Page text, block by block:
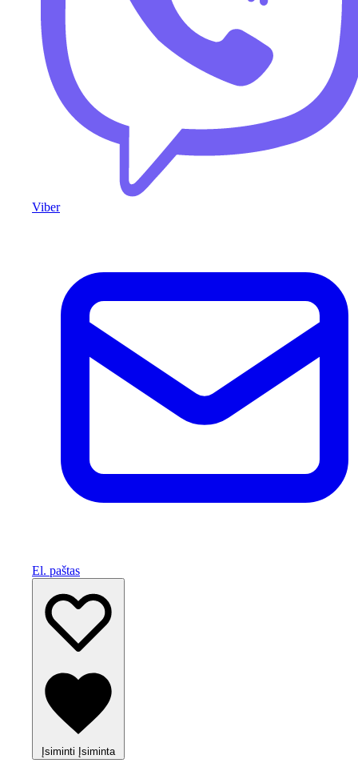
Viber
El. paštas
Įsiminti Įsiminta